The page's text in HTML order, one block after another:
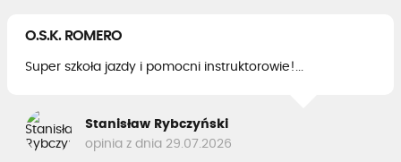
O.S.K. ROMERO
Super szkoła jazdy i pomocni instruktorowie!...
Stanisław Rybczyński
opinia z dnia 29.07.2026